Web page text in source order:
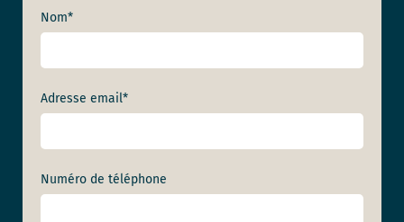
Nom*
Adresse email*
Numéro de téléphone